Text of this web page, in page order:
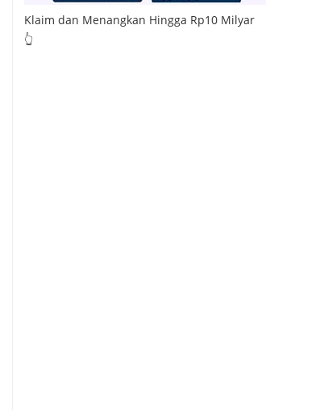
Klaim dan Menangkan Hingga Rp10 Milyar
👆